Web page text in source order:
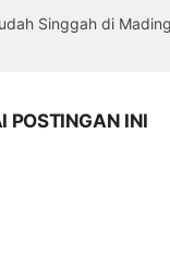
Singgah di
POSTINGAN INI